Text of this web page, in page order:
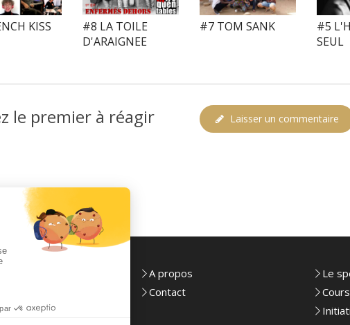
KISS
#8 LA TOILE
D'ARAIGNEE
#7 TOM SANK
#5
SEUL
le premier à réagir Laisser un commentaire
guitare - Initiation
sur-Seine
A propos
Contact
Le